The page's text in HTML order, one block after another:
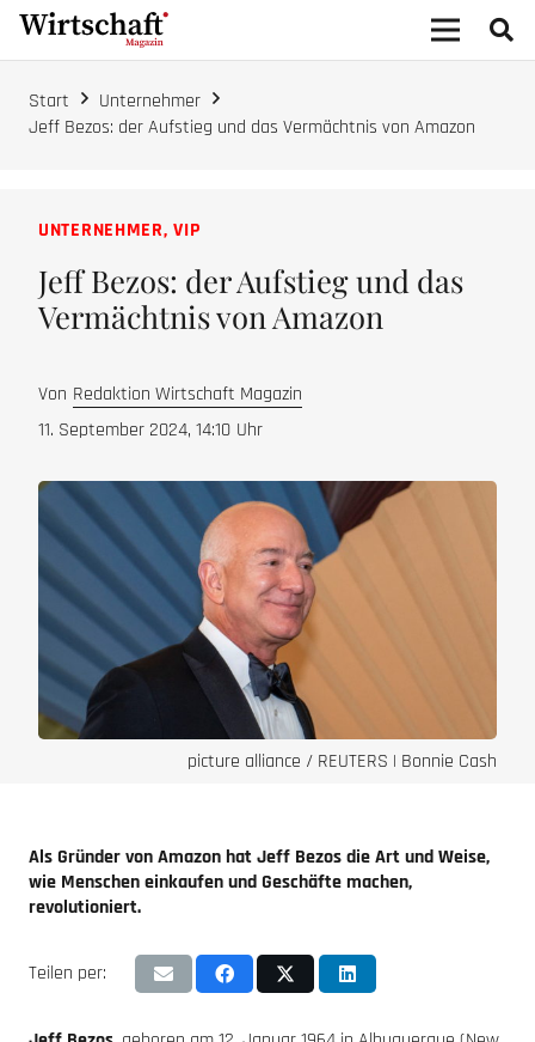
Start
Unternehmer
Jeff Bezos: der Aufstieg und das Vermächtnis von Amazon
UNTERNEHMER,VIP
Jeff Bezos: der Aufstieg und das
Vermächtnis von Amazon
Von Redaktion Wirtschaft Magazin
11. September 2024, 14:10 Uhr
picture alliance / REUTERS | Bonnie Cash
Als Gründer von Amazon hat Jeff Bezos die Art und Weise,
wie Menschen einkaufen und Geschäfte machen,
revolutioniert.
Teilen per: